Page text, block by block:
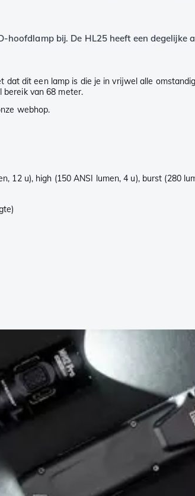
hoofdlamp bij. De HL25 heeft een
dit een lamp is die je in vrijwel alle
bereik van 68 meter.
webhop.
12 u), high (150 ANSI lumen, 4 u), burst (280